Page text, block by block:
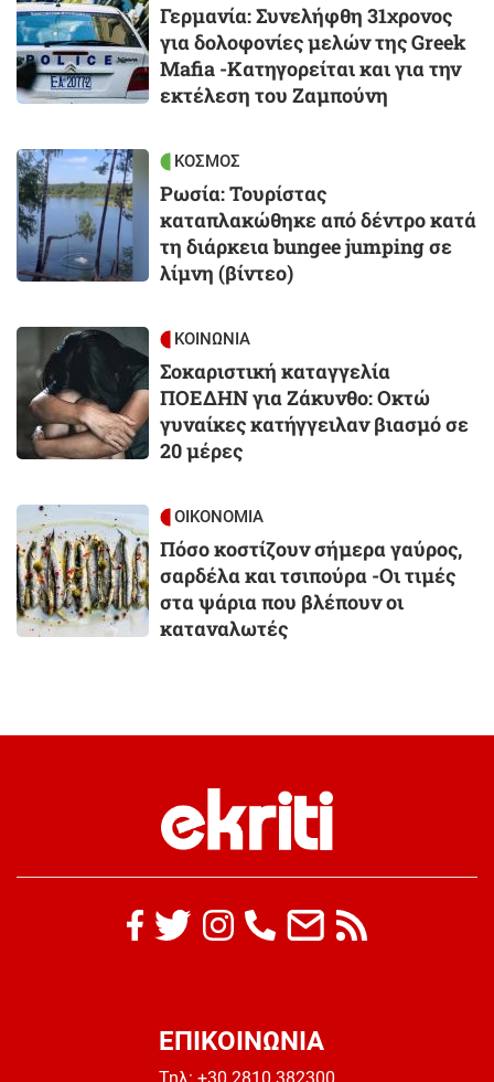
Γερμανία: Συνελήφθη 31χρονος
για δολοφονίες μελών της Greek
Mafia -Κατηγορείται και για την
εκτέλεση του Ζαμπούνη
Image ΚΟΣΜΟΣ
Ρωσία: Τουρίστας
καταπλακώθηκε από δέντρο κατά
τη διάρκεια bungee jumping σε
λίμνη (βίντεο)
Image ΚΟΙΝΩΝΙΑ
Σοκαριστική καταγγελία
ΠΟΕΔΗΝ για Ζάκυνθο: Οκτώ
γυναίκες κατήγγειλαν βιασμό σε
20 μέρες
Image ΟΙΚΟΝΟΜΙΑ
Πόσο κοστίζουν σήμερα γαύρος,
σαρδέλα και τσιπούρα -Οι τιμές
στα ψάρια που βλέπουν οι
καταναλωτές
ΕΠΙΚΟΙΝΩΝΙΑ